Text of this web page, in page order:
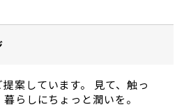
案しています。 見て、触っ
らしにちょっと潤いを。